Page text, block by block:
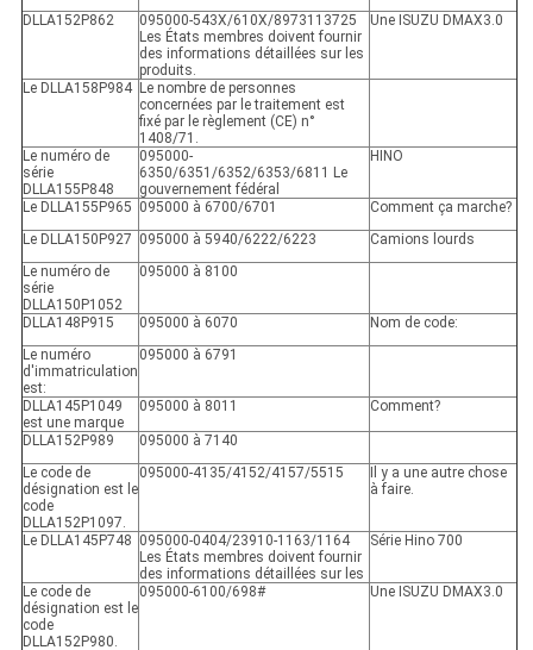
DLLA152P862
095000-543X/610X/8973113725
Les États membres doivent fournir
des informations détaillées sur les
produits.
Une ISUZU DMAX3.0
Le DLLA158P984 Le nombre de personnes
concernées par le traitement est
fixé par le règlement (CE) n°
1408/71.
Le numéro de
série
DLLA155P848
095000-
6350/6351/6352/6353/6811 Le
gouvernement fédéral
HINO
Le DLLA155P965 095000 à 6700/6701
Comment ça marche?
Le DLLA150P927 095000 à 5940/6222/6223
Camions lourds
Le numéro de
série
DLLA150P1052
095000 à 8100
DLLA148P915 095000 à 6070
Nom de code:
Le numéro
d'immatriculation
est:
095000 à 6791
DLLA145P1049
est une marque
095000 à 8011 Comment?
DLLA152P989
095000 à 7140
Le code de
désignation est le
code
DLLA152P1097.
095000-4135/4152/4157/5515
Il y a une autre chose
à faire.
Le DLLA145P748 095000-0404/23910-1163/1164
Les États membres doivent fournir
des informations détaillées sur les
Série Hino 700
Le code de
désignation est le
code
DLLA152P980.
095000-6100/698# Une ISUZU DMAX3.0